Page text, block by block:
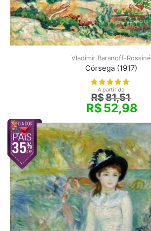
Vladimir Baranoff-Rossiné
Córsega (1917)
A partir de
R$81,51
R$52,98